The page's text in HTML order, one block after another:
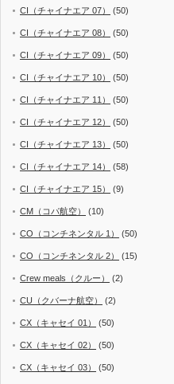
CI（チャイナエア 07） (50)
CI（チャイナエア 08） (50)
CI（チャイナエア 09） (50)
CI（チャイナエア 10） (50)
CI（チャイナエア 11） (50)
CI（チャイナエア 12） (50)
CI（チャイナエア 13） (50)
CI（チャイナエア 14） (58)
CI（チャイナエア 15） (9)
CM（コパ航空） (10)
CO（コンチネンタル 1） (50)
CO（コンチネンタル 2） (15)
Crew meals（クルー） (2)
CU（クバーナ航空） (2)
CX（キャセイ 01） (50)
CX（キャセイ 02） (50)
CX（キャセイ 03） (50)